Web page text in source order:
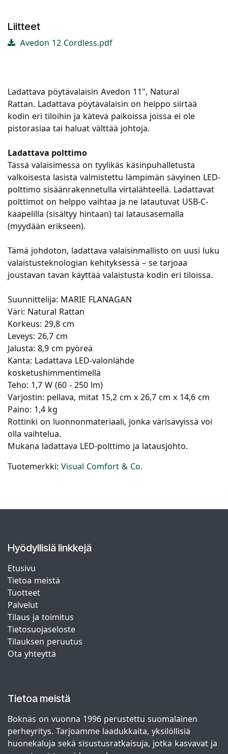
Liitteet
Avedon 12 Cordless.pdf
Ladattava pöytävalaisin Avedon 11", Natural
Rattan. Ladattava pöytävalaisin on helppo siirtää
kodin eri tiloihin ja kätevä paikoissa joissa ei ole
pistorasiaa tai haluat välttää johtoja.
Ladattava polttimo
Tässä valaisimessa on tyylikäs käsinpuhalletusta
valkoisesta lasista valmistettu lämpimän sävyinen LED-
polttimo sisäänrakennetulla virtalähteellä. Ladattavat
polttimot on helppo vaihtaa ja ne latautuvat USB-C-
kaapelilla (sisältyy hintaan) tai latausasemalla
(myydään erikseen).
Tämä johdoton, ladattava valaisinmallisto on uusi luku
valaistusteknologian kehityksessä – se tarjoaa
joustavan tavan käyttää valaistusta kodin eri tiloissa.
Suunnittelija: MARIE FLANAGAN
Väri: Natural Rattan
Korkeus: 29,8 cm
Leveys: 26,7 cm
Jalusta: 8,9 cm pyöreä
Kanta: Ladattava LED-valonlähde
kosketushimmentimellä
Teho: 1,7 W (60 - 250 lm)
Varjostin: pellava, mitat 15,2 cm x 26,7 cm x 14,6 cm
Paino: 1,4 kg
Rottinki on luonnonmateriaali, jonka värisävyissä voi
olla vaihtelua.
Mukana ladattava LED-polttimo ja latausjohto.
Tuotemerkki: Visual Comfort & Co.
Hyödyllisiä linkkejä
Etusivu
Tietoa meistä
Tuotteet
Palvelut
Tilaus ja toimitus
Tietosuojaseloste
Tilauksen peruutus
Ota yhteyttä
Tietoa meistä
Boknäs on vuonna 1996 perustettu suomalainen
perheyritys. Tarjoamme laadukkaita, yksilöllisiä
huonekaluja sekä sisustusratkaisuja, jotka kasvavat ja